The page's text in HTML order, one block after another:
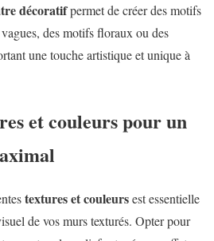
décoratifpermet de créer des motifs
des motifs floraux ou des
une touche artistique et unique à
et couleurs pour un
textures et couleursest essentielle
de vos murs texturés. Opter pour